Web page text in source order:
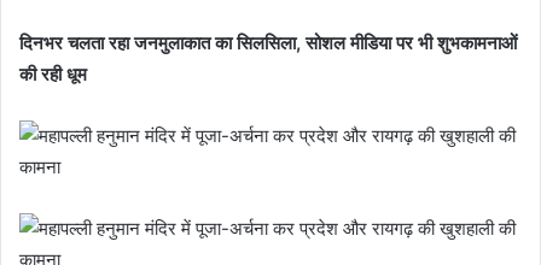
दिनभर चलता रहा जनमुलाकात का सिलसिला, सोशल मीडिया पर भी शुभकामनाओं
की रही धूम